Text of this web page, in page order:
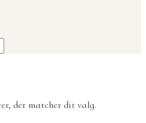
der matcher dit valg.